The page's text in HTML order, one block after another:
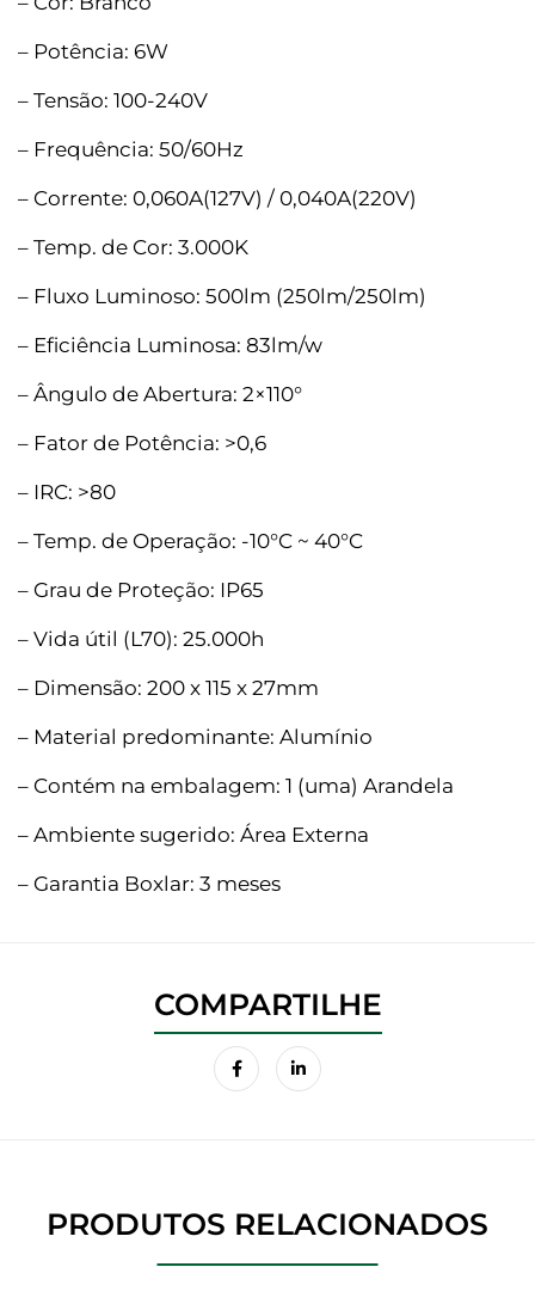
– Potência: 6W
– Tensão: 100-240V
– Frequência: 50/60Hz
– Corrente: 0,060A(127V) / 0,040A(220V)
– Temp. de Cor: 3.000K
– Fluxo Luminoso: 500lm (250lm/250lm)
– Eficiência Luminosa: 83lm/w
– Ângulo de Abertura: 2×110°
– Fator de Potência: >0,6
– IRC: >80
– Temp. de Operação: -10°C ~ 40°C
– Grau de Proteção: IP65
– Vida útil (L70): 25.000h
– Dimensão: 200 x 115 x 27mm
– Material predominante: Alumínio
– Contém na embalagem: 1 (uma) Arandela
– Ambiente sugerido: Área Externa
– Garantia Boxlar: 3 meses
PRODUTOS RELACIONADOS